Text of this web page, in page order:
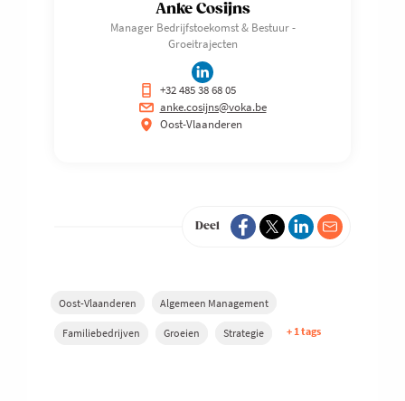
Anke Cosijns
Manager Bedrijfstoekomst & Bestuur -
Groeitrajecten
+32 485 38 68 05
anke.cosijns@voka.be
Oost-Vlaanderen
Deel
Oost-Vlaanderen Algemeen Management
Familiebedrijven Groeien Strategie + 1 tags